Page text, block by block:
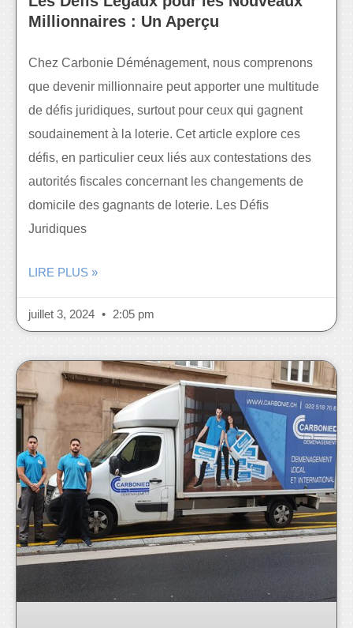
Millionnaires : Un Aperçu
Chez Carbonie Déménagement, nous comprenons
que devenir millionnaire peut apporter une multitude
de défis juridiques, surtout pour ceux qui gagnent
soudainement à la loterie. Cet article explore ces
défis, en particulier ceux liés aux contestations des
autorités fiscales concernant les changements de
domicile des gagnants de loterie. Les Défis
Juridiques
LIRE PLUS »
juillet 3, 2024 2:05 pm